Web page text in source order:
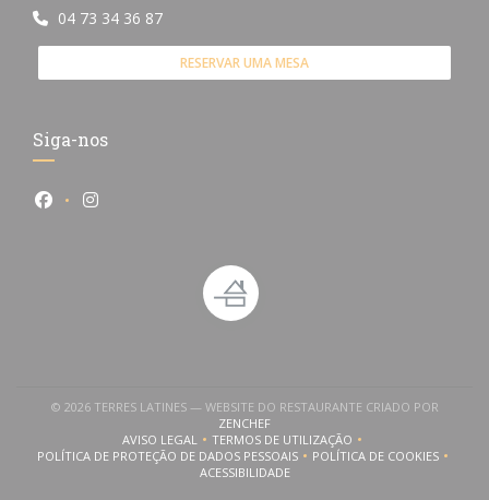
04 73 34 36 87
RESERVAR UMA MESA
Siga-nos
Facebook ((abre numa nova janela))
Instagram ((abre numa nova janela))
© 2026 TERRES LATINES — WEBSITE DO RESTAURANTE CRIADO POR
ZENCHEF((ABRE NUMA NOVA JANELA))
AVISO LEGAL((ABRE NUMA NOVA JANELA))
TERMOS DE UTILIZAÇÃO((ABRE NUMA NOVA JANELA))
POLÍTICA DE PROTEÇÃO DE DADOS PESSOAIS
((ABRE NUMA NOVA JANELA))POLÍTICA DE COOKIES
((ABRE NUMA
ACESSIBILIDADE((ABRE NUMA NOVA JANELA))